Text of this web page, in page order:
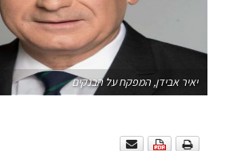
יאיר אבידן, המפקח על הבנקים